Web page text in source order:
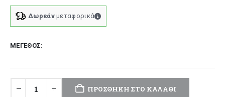
65,00 €.είναι:
52,00 €.
Δωρεάνμεταφορικά
ΜΈΓΕΘΟΣ
ΠΡΟΣΘΉΚΗ ΣΤΟ ΚΑΛΆΘΙ